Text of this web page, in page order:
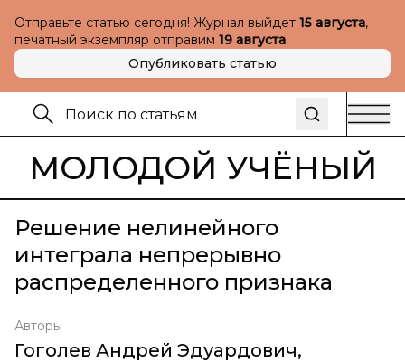
Отправьте статью сегодня! Журнал выйдет 15 августа,
печатный экземпляр отправим 19 августа
Опубликовать статью
МОЛОДОЙ УЧЁНЫЙ
Решение нелинейного
интеграла непрерывно
распределенного признака
Авторы
Гоголев Андрей Эдуардович,